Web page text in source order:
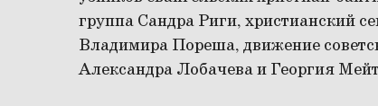
группа Сандра Риги, христианский
Владимира Пореша, движение
Александра Лобачева и Георгия